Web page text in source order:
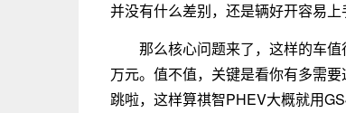
并没有什么差别，还是辆好开容易上
那么核心问题来了，这样的车
万元。值不值，关键是看你有多需
跳啦，这样算祺智PHEV大概就用